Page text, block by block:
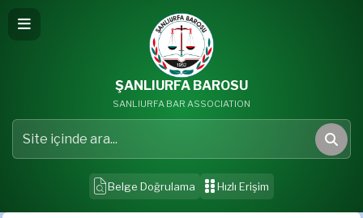
ŞANLIURFA BAROSU
SANLIURFA BAR ASSOCIATION
Site içinde ara
Ara
Belge Doğrulama Hızlı Erişim